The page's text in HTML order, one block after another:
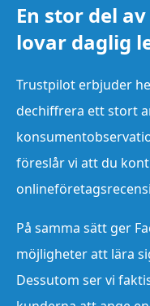
En stor del
lovar daglig
Trustpilot erbjuder
dechiffrera ett stort
föreslår vi att du
På samma sätt ger
möjligheter att lära
Dessutom ser vi